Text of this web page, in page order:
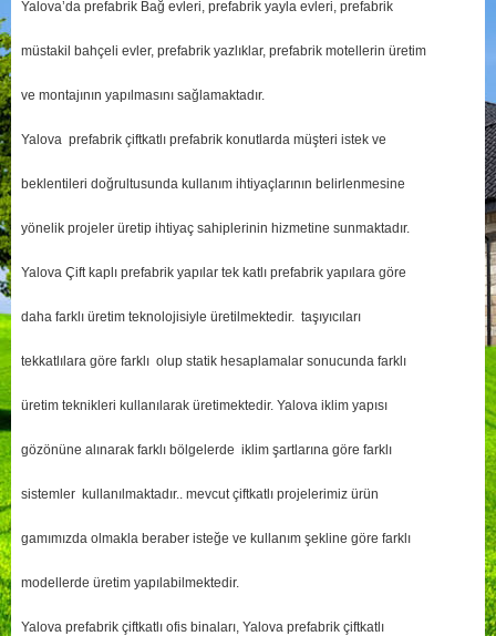
Yalova’da prefabrik Bağ evleri, prefabrik yayla evleri, prefabrik
müstakil bahçeli evler, prefabrik yazlıklar, prefabrik motellerin üretim
ve montajının yapılmasını sağlamaktadır.
Yalova prefabrik çiftkatlı prefabrik konutlarda müşteri istek ve
beklentileri doğrultusunda kullanım ihtiyaçlarının belirlenmesine
yönelik projeler üretip ihtiyaç sahiplerinin hizmetine sunmaktadır.
Yalova Çift kaplı prefabrik yapılar tek katlı prefabrik yapılara göre
daha farklı üretim teknolojisiyle üretilmektedir. taşıyıcıları
tekkatlılara göre farklı olup statik hesaplamalar sonucunda farklı
üretim teknikleri kullanılarak üretimektedir. Yalova iklim yapısı
gözönüne alınarak farklı bölgelerde iklim şartlarına göre farklı
sistemler kullanılmaktadır.. mevcut çiftkatlı projelerimiz ürün
gamımızda olmakla beraber isteğe ve kullanım şekline göre farklı
modellerde üretim yapılabilmektedir.
Yalova prefabrik çiftkatlı ofis binaları, Yalova prefabrik çiftkatlı